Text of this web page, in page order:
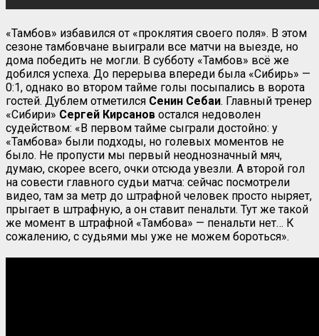
«Тамбов» избавился от «проклятия своего поля». В этом
сезоне тамбовчане выиграли все матчи на выезде, но
дома победить не могли. В субботу «Тамбов» всё же
добился успеха. До перерыва впереди была «Сибирь» —
0:1, однако во втором тайме голы посыпались в ворота
гостей. Дублем отметился Сенин Себаи. Главный тренер
«Сибири» Сергей Кирсанов остался недоволен
судейством: «В первом тайме сыграли достойно: у
«Тамбова» были подходы, но голевых моментов не
было. Не пропусти мы первый неоднозначный мяч,
думаю, скорее всего, очки отсюда увезли. А второй гол
на совести главного судьи матча: сейчас посмотрели
видео, там за метр до штрафной человек просто ныряет,
прыгает в штрафную, а он ставит пенальти. Тут же такой
же момент в штрафной «Тамбова» — пенальти нет… К
сожалению, с судьями мы уже не можем бороться».